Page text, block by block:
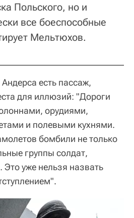
Польского, но и
все боеспособные
Мельтюхов.
есть пассаж,
для иллюзий: "Дороги
орудиями,
и полевыми кухнями.
бомбили не только
группы солдат,
уже нельзя назвать